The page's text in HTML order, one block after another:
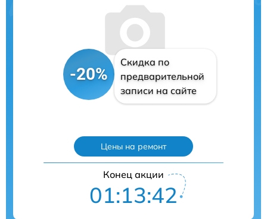
-20%
Скидка по
предварительной
записи на сайте
Цены на ремонт
Конец акции
01:13:41